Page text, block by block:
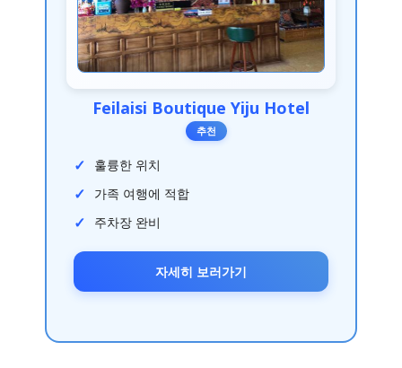
Feilaisi Boutique Yiju Hotel
추천
훌륭한 위치
가족 여행에 적합
주차장 완비
자세히 보러가기